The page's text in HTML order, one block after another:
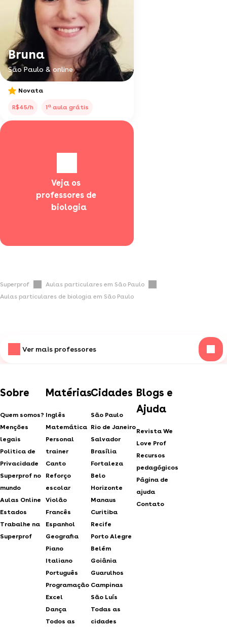
Bruna
São Paulo & online
Novata
R$45/h 1a aula grátis
Veja os
professores de
  biologia
Superprof
Aulas particulares em São Paulo
Aulas particulares de biologia em São Paulo
Ver mais professores
Sobre
Quem somos?
Menções
legais
Politica de
Privacidade
Superprof no
mundo
Aulas Online
Estados
Trabalhe na
Superprof
Matérias
Inglês
Matemática
Personal
trainer
Canto
Reforço
escolar
Violão
Francês
Espanhol
Geografia
Piano
Italiano
Português
Programação
Excel
Dança
Todos as
Cidades
São Paulo
Rio de Janeiro
Salvador
Brasília
Fortaleza
Belo
Horizonte
Manaus
Curitiba
Recife
Porto Alegre
Belém
Goiânia
Guarulhos
Campinas
São Luís
Todas as
cidades
Blogs e
Ajuda
Revista We
Love Prof
Recursos
pedagógicos
Página de
ajuda
Contato